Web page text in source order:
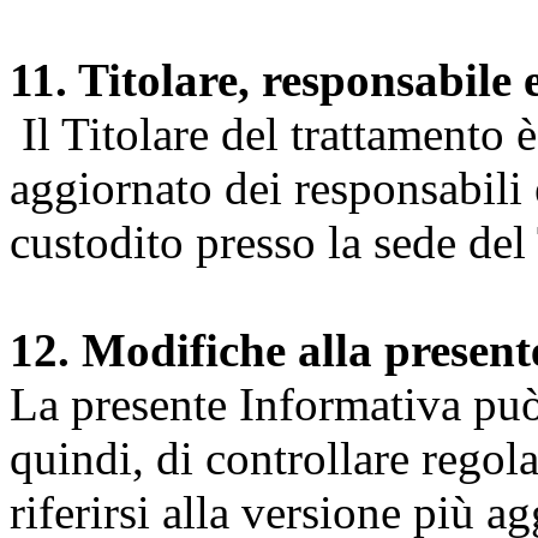
11. Titolare, responsabile
Il Titolare del trattamento
aggiornato dei
custodito presso la sede
12. Modifiche alla
La presente Informativa
quindi, di controllare
riferirsi alla versione più